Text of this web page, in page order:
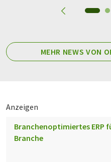
MEHR NEWS VON
Anzeigen
Branchenoptimiertes ERP
Branche